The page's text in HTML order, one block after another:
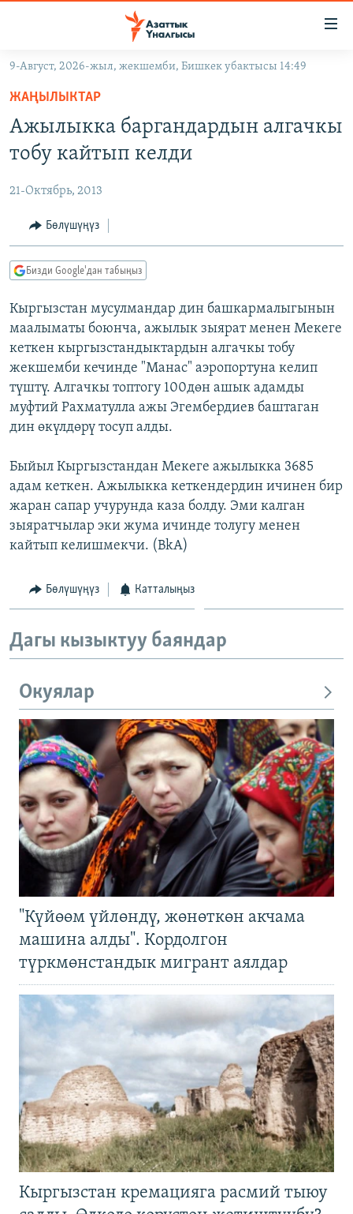
Навигацияга
өтүңүз
Издөөгө
салыңызКЫРГЫЗСТАН
ЭКОНОМИКА
МАДАНИЯТ
ДҮЙНӨ
БОРБОР АЗИЯ
УКРАИНА
АТАЙЫН ИЛИКТӨӨ
ТВ ПРОГРАММАЛАР
ЭКСПЕРТТЕР ТАЛДАЙТ
БИЗ ЖАНА ДҮЙНӨ
ЭЖЕ-СИҢДИЛЕР
АЗАТТЫК+
ЫҢГАЙСЫЗ СУРООЛОР
ӨЗГӨЧӨ ПИКИР
Русский
ОНЛАЙН ШЕРИНЕ
ЭЕ/АРнун бардык сайттары
9-Август, 2026-жыл, жекшемби, Бишкек убактысы 14:49
ЖАҢЫЛЫКТАР
Ажылыкка баргандардын алгачкы
тобу кайтып келди
21-Октябрь, 2013
Бөлүшүңүз
Бизди Google'дан табыңыз
Кыргызстан мусулмандар дин башкармалыгынын
маалыматы боюнча, ажылык зыярат менен Мекеге
кеткен кыргызстандыктардын алгачкы тобу
жекшемби кечинде "Манас" аэропортуна келип
түштү. Алгачкы топтогу 100дөн ашык адамды
муфтий Рахматулла ажы Эгембердиев баштаган
дин өкүлдөрү тосуп алды.
Быйыл Кыргызстандан Мекеге ажылыкка 3685
адам кеткен. Ажылыкка кеткендердин ичинен бир
жаран сапар учурунда каза болду. Эми калган
зыяратчылар эки жума ичинде толугу менен
кайтып келишмекчи. (BkA)
Бөлүшүңүз Катталыңыз
Дагы кызыктуу баяндар
Окуялар
"Күйөөм үйлөндү, жөнөткөн акчама
машина алды". Кордолгон
түркмөнстандык мигрант аялдар
Кыргызстан кремацияга расмий тыюу